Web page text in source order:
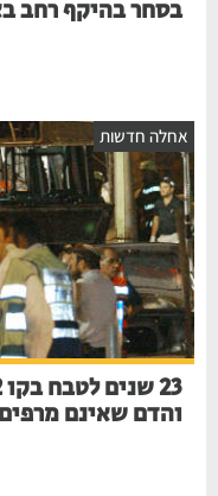
בסחר בהיקף רחב
חדשות
23
והדם שאינם מרפים